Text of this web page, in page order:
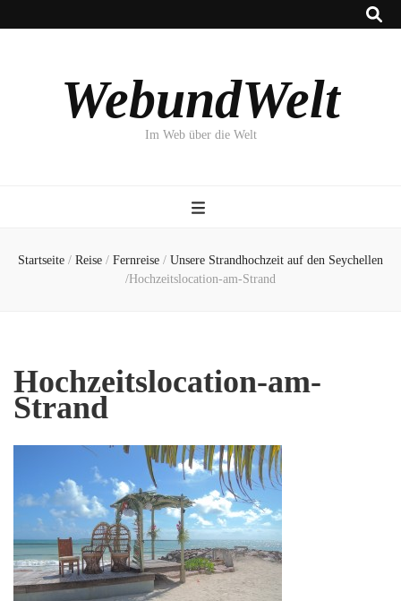
WebundWelt
Im Web über die Welt
Startseite / Reise / Fernreise / Unsere Strandhochzeit auf den Seychellen
/Hochzeitslocation-am-Strand
Hochzeitslocation-am-
Strand